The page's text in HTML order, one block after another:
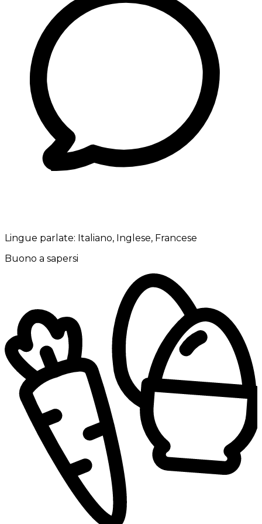
Lingue parlate: Italiano, Inglese, Francese
Buono a sapersi